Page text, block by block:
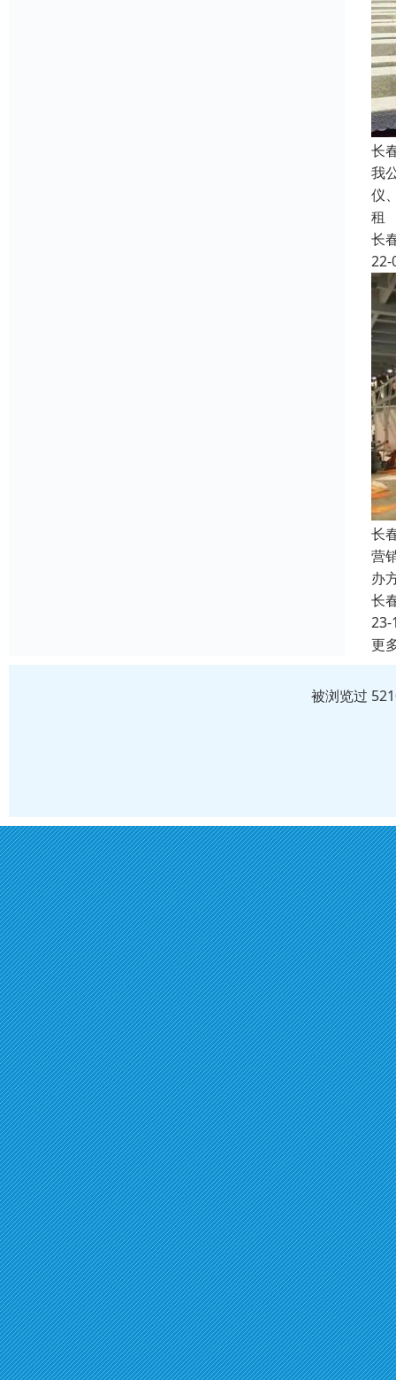
长
我
仪
租
长
22-
长
营
办
长
23-
更
被浏览过